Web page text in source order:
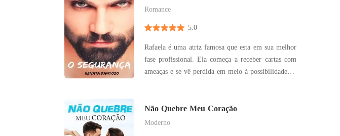
intenso, r
Romance
5.0
Rafaela é uma atriz famosa que esta em sua melhor
fase profissional. Ela começa a receber cartas com
ameaças e se vê perdida em meio à possibilidade de
sabe sobre o belo irlandês e seu charme.
Não Quebre Meu Coração
Moderno